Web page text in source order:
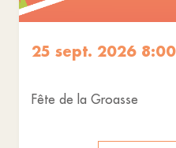
25 sept. 2026
Fête de la Groasse